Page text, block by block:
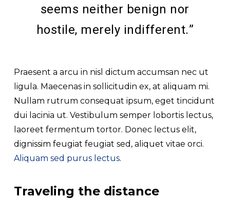
seems neither benign nor
hostile, merely indifferent.”
Praesent a arcu in nisl dictum accumsan nec ut
ligula. Maecenas in sollicitudin ex, at aliquam mi.
Nullam rutrum consequat ipsum, eget tincidunt
dui lacinia ut. Vestibulum semper lobortis lectus,
laoreet fermentum tortor. Donec lectus elit,
dignissim feugiat feugiat sed, aliquet vitae orci.
Aliquam sed purus lectus.
Traveling the distance